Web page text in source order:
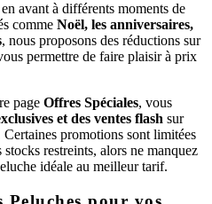
avant à différents moments de
comme Noël, les anniversaires,
, nous proposons des réductions sur
permettre de faire plaisir à prix
page Offres Spéciales, vous
et des ventes flash sur
promotions sont limitées
restreints, alors ne manquez
idéale au meilleur tarif.